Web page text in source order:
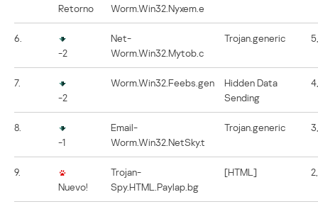
Retorno
Worm.Win32.Nyxem.e
6.
-2
Net-
Worm.Win32.Mytob.c
Trojan.generic
7.
-2
Worm.Win32.Feebs.gen
Hidden Data
Sending
8.
-1
Email-
Worm.Win32.NetSky.t
Trojan.generic
9.
Nuevo!
Trojan-
Spy.HTML.Paylap.bg
[HTML]